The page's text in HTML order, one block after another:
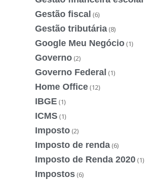
Gestão fiscal (6)
Gestão tributária (8)
Google Meu Negócio (1)
Governo (2)
Governo Federal (1)
Home Office (12)
IBGE (1)
ICMS (1)
Imposto (2)
Imposto de renda (6)
Imposto de Renda 2020 (1)
Impostos (6)